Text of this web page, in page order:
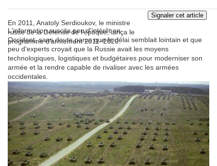
En 2011, Anatoly Serdioukov, le ministre
russe de la Défense de l'époque, lança le
programme d'armement 2011–2020.
L'information suscita peu d'intérêt en
Occident, sans doute parce que le délai semblait lointain et que
peu d'experts croyait que la Russie avait les moyens
technologiques, logistiques et budgétaires pour moderniser son
armée et la rendre capable de rivaliser avec les armées
occidentales.